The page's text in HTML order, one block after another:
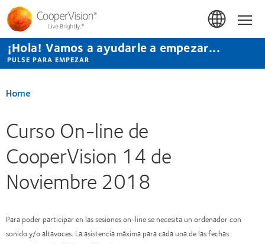
Pasar
contenido
principal
¡Hola! Vamos a ayudarle a empezar...
PULSE PARA EMPEZAR
Home
Curso On-line de
CooperVision 14 de
Noviembre 2018
Para poder participar en las sesiones on-line se necesita un ordenador con
sonido y/o altavoces. La asistencia máxima para cada una de las fechas